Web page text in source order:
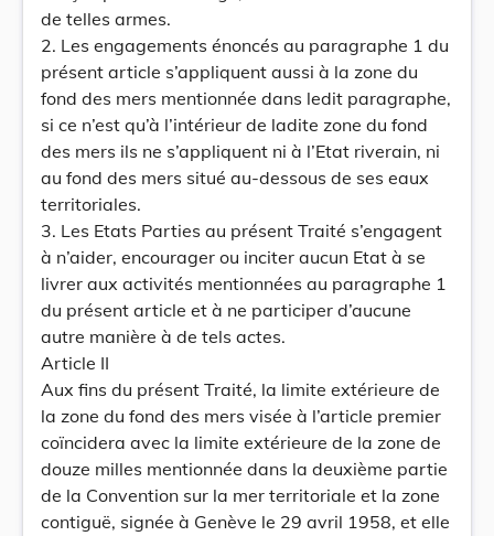
de telles armes.
2. Les engagements énoncés au paragraphe 1 du
présent article s’appliquent aussi à la zone du
fond des mers mentionnée dans ledit paragraphe,
si ce n’est qu’à l’intérieur de ladite zone du fond
des mers ils ne s’appliquent ni à l’Etat riverain, ni
au fond des mers situé au-dessous de ses eaux
territoriales.
3. Les Etats Parties au présent Traité s’engagent
à n’aider, encourager ou inciter aucun Etat à se
livrer aux activités mentionnées au paragraphe 1
du présent article et à ne participer d’aucune
autre manière à de tels actes.
Article II
Aux fins du présent Traité, la limite extérieure de
la zone du fond des mers visée à l’article premier
coïncidera avec la limite extérieure de la zone de
douze milles mentionnée dans la deuxième partie
de la Convention sur la mer territoriale et la zone
contiguë, signée à Genève le 29 avril 1958, et elle